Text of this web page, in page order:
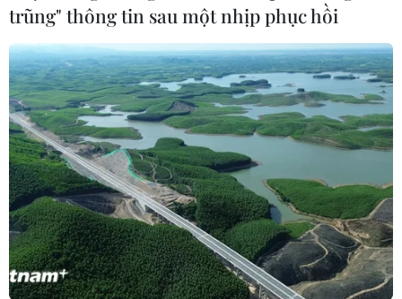
hoạn trên phố Trung Kính vừa qua.
trũng" thông tin sau một nhịp phục hồi